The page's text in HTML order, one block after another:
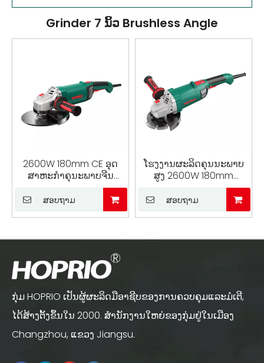
Grinder 7 ນິ້ວ Brushless Angle
2600W 180mm CE ອຸດ
ສາຫະກໍາຄຸນະພາບຈີນ
ຜະລິດຂະຫນາດໃຫຍ່
Corded AC Brushless
Motor Angle Grinder
ສອບຖາມ
ໂຮງງານຜະລິດຄຸນນະພາບ
ສູງ 2600W 180mm
Industrial Grade
Brushless Grinding Tool
Electric Brushless Angle
ສອບຖາມ
ກຸ່ມ HOPRIO ເປັນຜູ້ຜະລິດມືອາຊີບຂອງການຄວບຄຸມແລະມໍເຕີ,
ໄດ້ສ້າງຕັ້ງຂຶ້ນໃນ 2000. ສໍານັກງານໃຫຍ່ຂອງກຸ່ມຢູ່ໃນເມືອງ
Changzhou, ແຂວງ Jiangsu.